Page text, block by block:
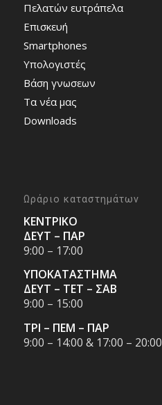
Πελατών ευτράπελα
Επισκευή
Smartphones
Υπολογιστές
Bάση γνωσεων
Τα νέα μας
Downloads
Ωράριο καταστημάτων
ΚΕΝΤΡΙΚΟ
ΔΕΥΤ – ΠΑΡ
9:00 – 17:00
ΥΠΟΚΑΤΑΣΤΗΜΑ
ΔΕΥΤ – ΤΕΤ – ΣΑΒ
9:00 – 15:00
ΤΡΙ – ΠΕΜ – ΠΑΡ
9:00 – 14:00 & 17:00 – 20:00